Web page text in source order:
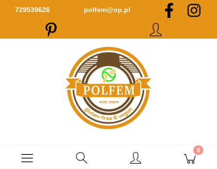
Zarejestruj się Zaloguj się
729539626 polfem@op.pl